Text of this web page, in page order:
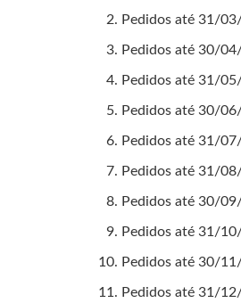
Pedidos até 31/
Pedidos até 30/
Pedidos até 31/
Pedidos até 30/
Pedidos até 31/
Pedidos até 31/
Pedidos até 30/
Pedidos até 31/
Pedidos até 30/
Pedidos até 31/